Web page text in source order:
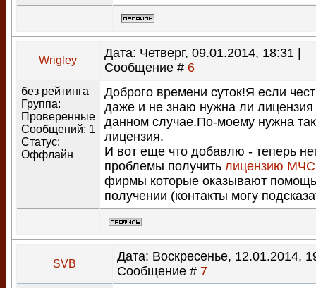
Wrigley
Дата: Четверг, 09.01.2014, 18:31 |
Сообщение # 6
без рейтинга
Группа:
Проверенные
Сообщений: 1
Статус:
Оффлайн
Доброго времени суток!Я если
даже и не знаю нужна ли лицензия
данном случае.По-моему нужна
лицензия.
И вот еще что добавлю - теперь
проблемы получить лицензию МЧС
фирмы которые оказывают
получении (контакты могу
SVB
Дата: Воскресенье, 12.01.2014,
Сообщение # 7